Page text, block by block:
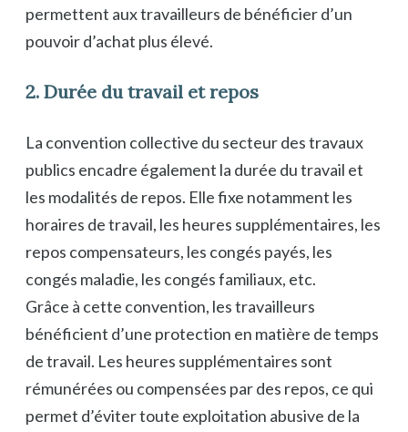
permettent aux travailleurs de bénéficier d’un
pouvoir d’achat plus élevé.
2. Durée du travail et repos
La convention collective du secteur des travaux
publics encadre également la durée du travail et
les modalités de repos. Elle fixe notamment les
horaires de travail, les heures supplémentaires, les
repos compensateurs, les congés payés, les
congés maladie, les congés familiaux, etc.
Grâce à cette convention, les travailleurs
bénéficient d’une protection en matière de temps
de travail. Les heures supplémentaires sont
rémunérées ou compensées par des repos, ce qui
permet d’éviter toute exploitation abusive de la